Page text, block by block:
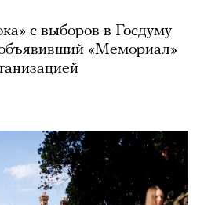
с выборов в Госдуму
объявивший «Мемориал»